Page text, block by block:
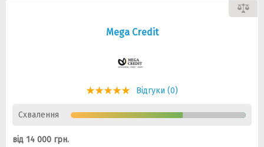
Mega Credit
Відгуки (0)
Схвалення
від 14 000 грн.